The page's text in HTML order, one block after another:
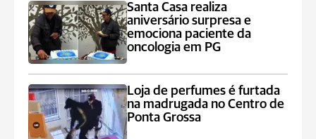
Santa Casa realiza
aniversário surpresa e
emociona paciente da
oncologia em PG
Loja de perfumes é furtada
na madrugada no Centro de
Ponta Grossa